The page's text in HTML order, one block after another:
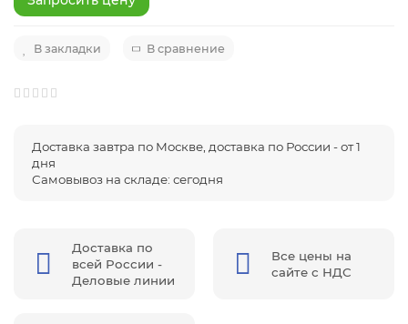
В закладки В сравнение
Доставка завтра по Москве, доставка по России - от 1
дня
Самовывоз на складе: сегодня
Доставка по
всей России -
Деловые линии
Все цены на
сайте с НДС